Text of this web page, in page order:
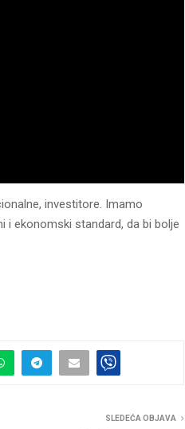
investitore. Imamo
i ekonomski standard, da bi bolje
SLEDEĆA OBJAVA